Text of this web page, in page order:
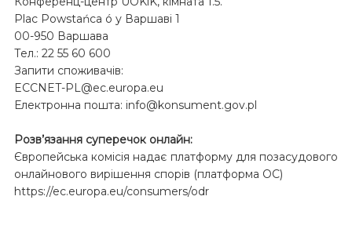
Plac Powstańca ó у Варшаві 1
00-950 Варшава
Тел.: 22 55 60 600
Запити споживачів:
ECCNET-PL@ec.europa.eu
Електронна пошта: info@konsument.gov.pl
Розв’язання суперечок онлайн:
Європейська комісія надає платформу для позасудового
онлайнового вирішення спорів (платформа ОС)
https://ec.europa.eu/consumers/odr